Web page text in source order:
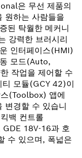
은 무선 제품의
원하는 사람들을
된 탁월한 메커니
강력한 브러시리
인터페이스(HMI)
모드(Auto,
작업을 제어할 수
티 모듈(GCY 42)이
(Toolbox) 앱에
변경할 수 있습니
백 컨트롤
18V-16과 호
수 있으며, 폭넓은